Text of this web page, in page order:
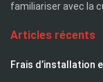
familiariser avec la
Articles récents
Frais d’installation